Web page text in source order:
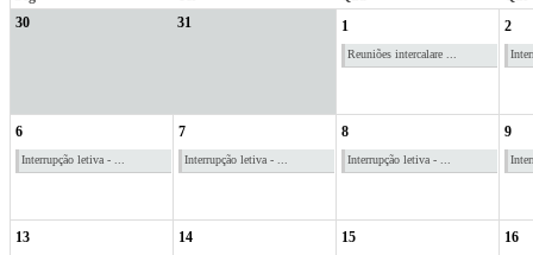
30
31 1
Reuniões intercalare ...
2
6
Interrupção letiva - ...
7
Interrupção letiva - ...
8
Interrupção letiva - ...
9
13 14 15 16